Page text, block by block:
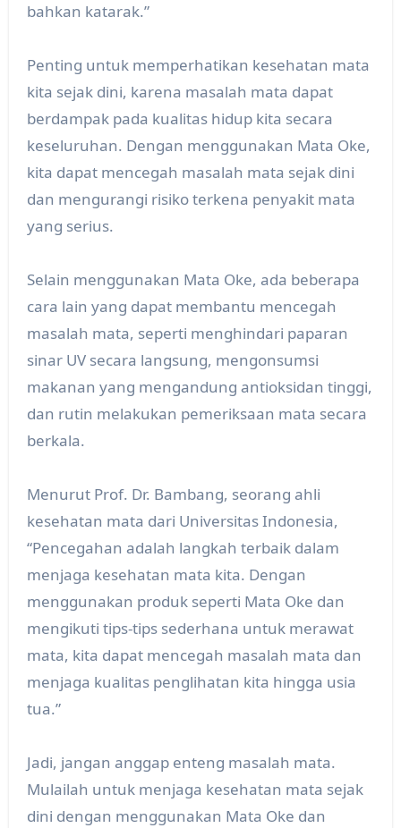
bahkan katarak.”
Penting untuk memperhatikan kesehatan mata
kita sejak dini, karena masalah mata dapat
berdampak pada kualitas hidup kita secara
keseluruhan. Dengan menggunakan Mata Oke,
kita dapat mencegah masalah mata sejak dini
dan mengurangi risiko terkena penyakit mata
yang serius.
Selain menggunakan Mata Oke, ada beberapa
cara lain yang dapat membantu mencegah
masalah mata, seperti menghindari paparan
sinar UV secara langsung, mengonsumsi
makanan yang mengandung antioksidan tinggi,
dan rutin melakukan pemeriksaan mata secara
berkala.
Menurut Prof. Dr. Bambang, seorang ahli
kesehatan mata dari Universitas Indonesia,
“Pencegahan adalah langkah terbaik dalam
menjaga kesehatan mata kita. Dengan
menggunakan produk seperti Mata Oke dan
mengikuti tips-tips sederhana untuk merawat
mata, kita dapat mencegah masalah mata dan
menjaga kualitas penglihatan kita hingga usia
tua.”
Jadi, jangan anggap enteng masalah mata.
Mulailah untuk menjaga kesehatan mata sejak
dini dengan menggunakan Mata Oke dan